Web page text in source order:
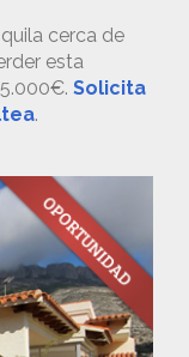
cerca de
esta
Solicita
.